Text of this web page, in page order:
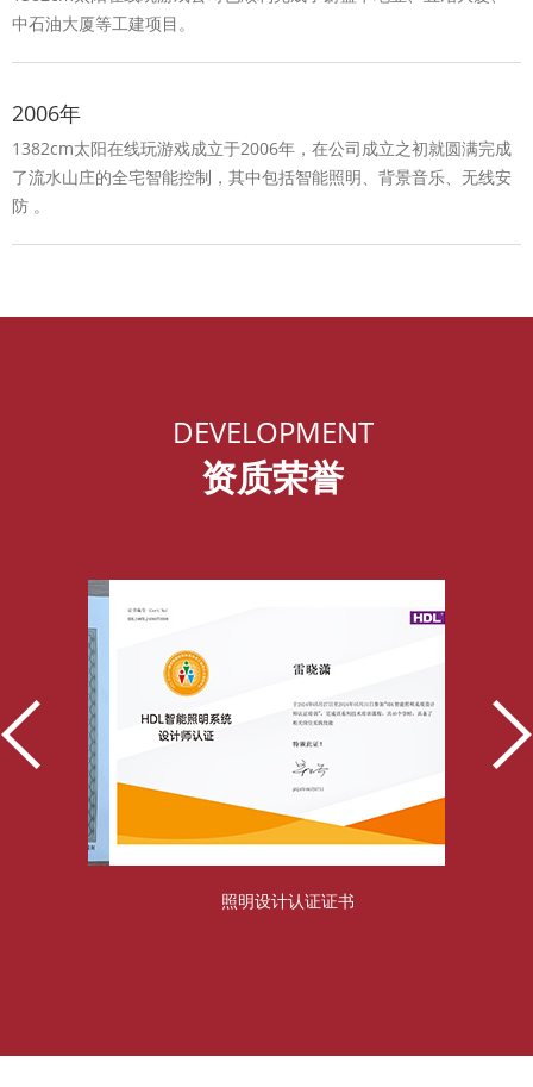
中石油大厦等工建项目。
2006年
1382cm太阳在线玩游戏成立于2006年，在公司成立之初就圆满完成
了流水山庄的全宅智能控制，其中包括智能照明、背景音乐、无线安
防 。
DEVELOPMENT
资质荣誉
照明设计认证证书